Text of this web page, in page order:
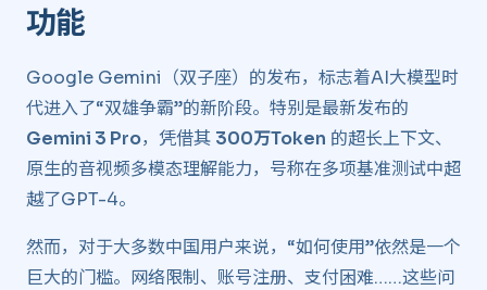
功能 ​
Google Gemini（双子座）的发布，标志着AI大模型时
代进入了“双雄争霸”的新阶段。特别是最新发布的
Gemini 3 Pro，凭借其 300万Token 的超长上下文、
原生的音视频多模态理解能力，号称在多项基准测试中超
越了GPT-4。
然而，对于大多数中国用户来说，“如何使用”依然是一个
巨大的门槛。网络限制、账号注册、支付困难……这些问